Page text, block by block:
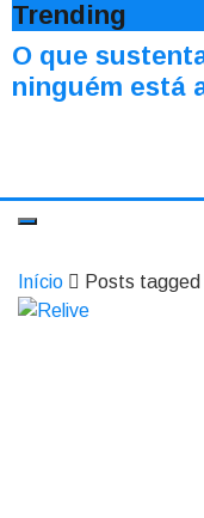
Trending
O que
ninguém está
Início Posts tagged